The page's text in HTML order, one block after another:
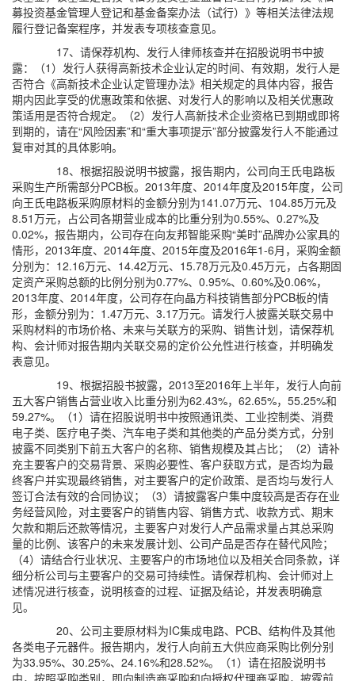
募投资基金管理人登记和基金备案办法（试行）》等相关法律法规
履行登记备案程序，并发表专项核查意见。
17、请保荐机构、发行人律师核查并在招股说明书中披
露：（1）发行人获得高新技术企业认定的时间、有效期，发行人是
否符合《高新技术企业认定管理办法》相关规定的具体内容，报告
期内因此享受的优惠政策和依据、对发行人的影响以及相关优惠政
策适用是否符合规定。（2）发行人高新技术企业资格已到期或即将
到期的，请在“风险因素”和“重大事项提示”部分披露发行人不能通过
复审对其的具体影响。
18、根据招股说明书披露，报告期内，公司向王氏电路板
采购生产所需部分PCB板。2013年度、2014年度及2015年度，公司
向王氏电路板采购原材料的金额分别为141.07万元、104.85万元及
8.51万元，占公司各期营业成本的比重分别为0.55%、0.27%及
0.02%，报告期内，公司存在向友邦智能采购“美时”品牌办公家具的
情形，2013年度、2014年度、2015年度及2016年1-6月，采购金额
分别为：12.16万元、14.42万元、15.78万元及0.45万元，占各期固
定资产采购总额的比例分别为0.77%、0.95%、0.60%及0.06%，
2013年度、2014年度，公司存在向晶方科技销售部分PCB板的情
形，金额分别为：1.47万元、3.17万元。请发行人披露关联交易中
采购材料的市场价格、未来与关联方的采购、销售计划，请保荐机
构、会计师对报告期内关联交易的定价公允性进行核查，并明确发
表意见。
19、根据招股书披露，2013至2016年上半年，发行人向前
五大客户销售占营业收入比重分别为62.43%，62.65%，55.25%和
59.27%。（1）请在招股说明书中按照通讯类、工业控制类、消费
电子类、医疗电子类、汽车电子类和其他类的产品分类方式，分别
披露不同类别下前五大客户的名称、销售规模及其占比；（2）请补
充主要客户的交易背景、采购必要性、客户获取方式，是否均为最
终客户并实现最终销售，对主要客户的定价政策、是否均与发行人
签订合法有效的合同协议；（3）请披露客户集中度较高是否存在业
务经营风险，对主要客户的销售内容、销售方式、收款方式、期末
欠款和期后还款等情况，主要客户对发行人产品需求量占其总采购
量的比例、该客户的未来发展计划、公司产品是否存在替代风险；
（4）请结合行业状况、主要客户的市场地位以及相关合同条款，详
细分析公司与主要客户的交易可持续性。请保荐机构、会计师对上
述情况进行核查，说明核查的过程、证据及结论，并发表明确意
见。
20、公司主要原材料为IC集成电路、PCB、结构件及其他
各类电子元器件。报告期内，发行人向前五大供应商采购比例分别
为33.95%、30.25%、24.16%和28.52%。（1）请在招股说明书
中，按照采购类别，即向制造商采购和向授权代理商采购，披露前